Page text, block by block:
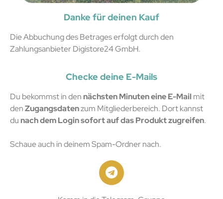
Danke für deinen Kauf
Die Abbuchung des Betrages erfolgt durch den
Zahlungsanbieter Digistore24 GmbH.
Checke deine E-Mails
Du bekommst in den nächsten Minuten eine E-Mail mit
denZugangsdatenzum Mitgliederbereich. Dort kannst
du nach dem Login sofort auf das Produkt zugreifen.
Schaue auch in deinem Spam-Ordner nach.